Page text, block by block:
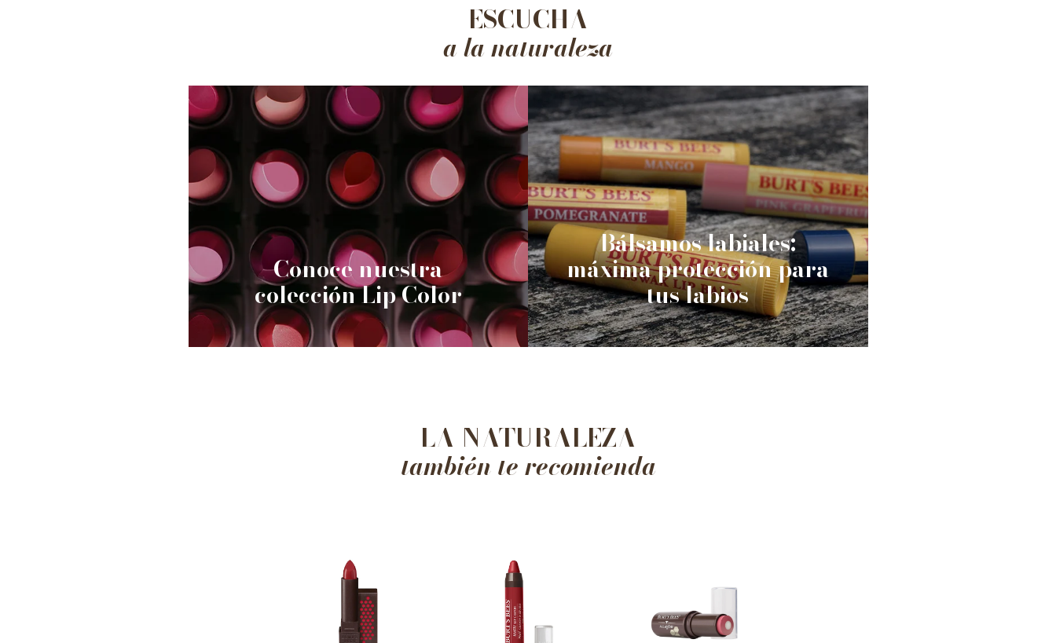
ESCUCHA
a la naturaleza
Conoce nuestra
colección Lip Color
Bálsamos labiales:
máxima protección para
tus labios
LA NATURALEZA
también te recomienda